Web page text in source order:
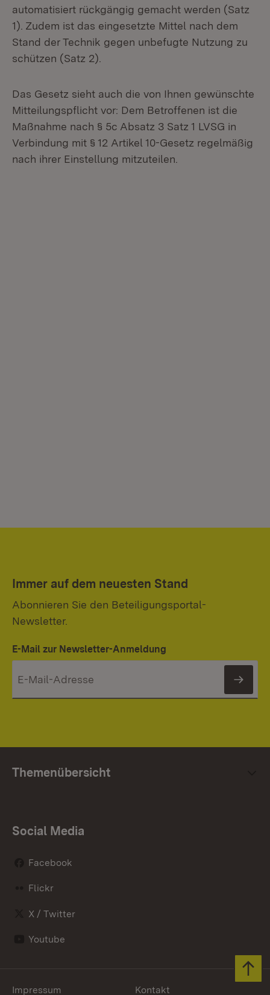
automatisiert rückgängig gemacht werden (Satz
1). Zudem ist das eingesetzte Mittel nach dem
Stand der Technik gegen unbefugte Nutzung zu
schützen (Satz 2).
Das Gesetz sieht auch die von Ihnen gewünschte
Mitteilungspflicht vor: Dem Betroffenen ist die
Maßnahme nach § 5c Absatz 3 Satz 1 LVSG in
Verbindung mit § 12 Artikel 10-Gesetz regelmäßig
nach ihrer Einstellung mitzuteilen.
Immer auf dem neuesten Stand
Abonnieren Sie den Beteiligungsportal-
Newsletter.
E-Mail zur Newsletter-Anmeldung
Themenübersicht
Social Media
Facebook
Flickr
X / Twitter
Youtube
Impressum Kontakt